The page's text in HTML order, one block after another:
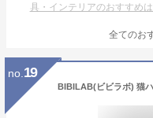
具・インテリアのおすすめは
全てのお
no. 19